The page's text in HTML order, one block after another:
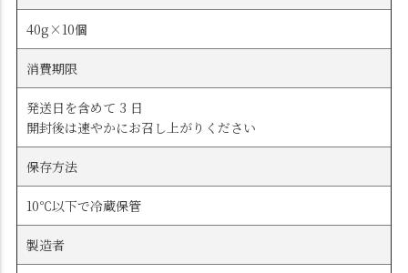
40g×10個
消費期限
発送日を含めて 3 日
開封後は速やかにお召し上がりください
保存方法
10℃以下で冷蔵保管
製造者